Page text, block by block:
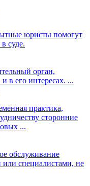
юристы помогут
суде.
орган,
в его интересах. ...
практика,
сторонние
...
обслуживание
специалистами, не